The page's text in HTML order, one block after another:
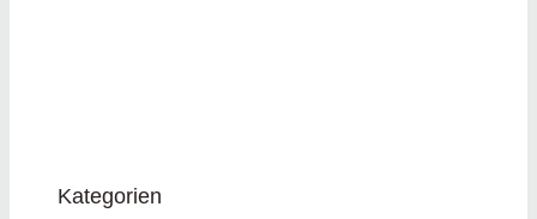
Kategorien